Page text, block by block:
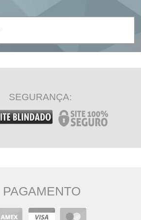
SEGURANÇA:
PAGAMENTO